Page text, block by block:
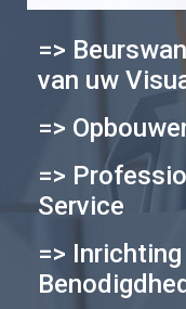
=>
van uw
=>
=>
Service
=>